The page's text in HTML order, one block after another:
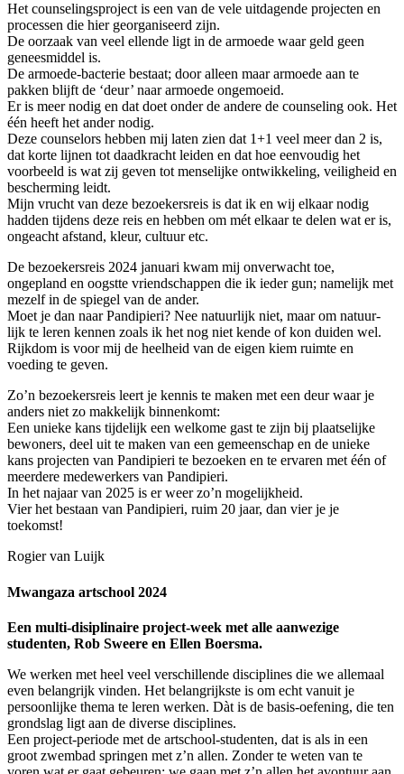
Het counselingsproject is een van de vele uitdagende projecten en
processen die hier georganiseerd zijn.
De oorzaak van veel ellende ligt in de armoede waar geld geen
geneesmiddel is.
De armoede-bacterie bestaat; door alleen maar armoede aan te
pakken blijft de ‘deur’ naar armoede ongemoeid.
Er is meer nodig en dat doet onder de andere de counseling ook. Het
één heeft het ander nodig.
Deze counselors hebben mij laten zien dat 1+1 veel meer dan 2 is,
dat korte lijnen tot daadkracht leiden en dat hoe eenvoudig het
voorbeeld is wat zij geven tot menselijke ontwikkeling, veiligheid en
bescherming leidt.
Mijn vrucht van deze bezoekersreis is dat ik en wij elkaar nodig
hadden tijdens deze reis en hebben om mét elkaar te delen wat er is,
ongeacht afstand, kleur, cultuur etc.
De bezoekersreis 2024 januari kwam mij onverwacht toe,
ongepland en oogstte vriendschappen die ik ieder gun; namelijk met
mezelf in de spiegel van de ander.
Moet je dan naar Pandipieri? Nee natuurlijk niet, maar om natuur-
lijk te leren kennen zoals ik het nog niet kende of kon duiden wel.
Rijkdom is voor mij de heelheid van de eigen kiem ruimte en
voeding te geven.
Zo’n bezoekersreis leert je kennis te maken met een deur waar je
anders niet zo makkelijk binnenkomt:
Een unieke kans tijdelijk een welkome gast te zijn bij plaatselijke
bewoners, deel uit te maken van een gemeenschap en de unieke
kans projecten van Pandipieri te bezoeken en te ervaren met één of
meerdere medewerkers van Pandipieri.
In het najaar van 2025 is er weer zo’n mogelijkheid.
Vier het bestaan van Pandipieri, ruim 20 jaar, dan vier je je
toekomst!
Rogier van Luijk
Mwangaza artschool 2024
Een multi-disiplinaire project-week met alle aanwezige
studenten, Rob Sweere en Ellen Boersma.
We werken met heel veel verschillende disciplines die we allemaal
even belangrijk vinden. Het belangrijkste is om echt vanuit je
persoonlijke thema te leren werken. Dàt is de basis-oefening, die ten
grondslag ligt aan de diverse disciplines.
Een project-periode met de artschool-studenten, dat is als in een
groot zwembad springen met z’n allen. Zonder te weten van te